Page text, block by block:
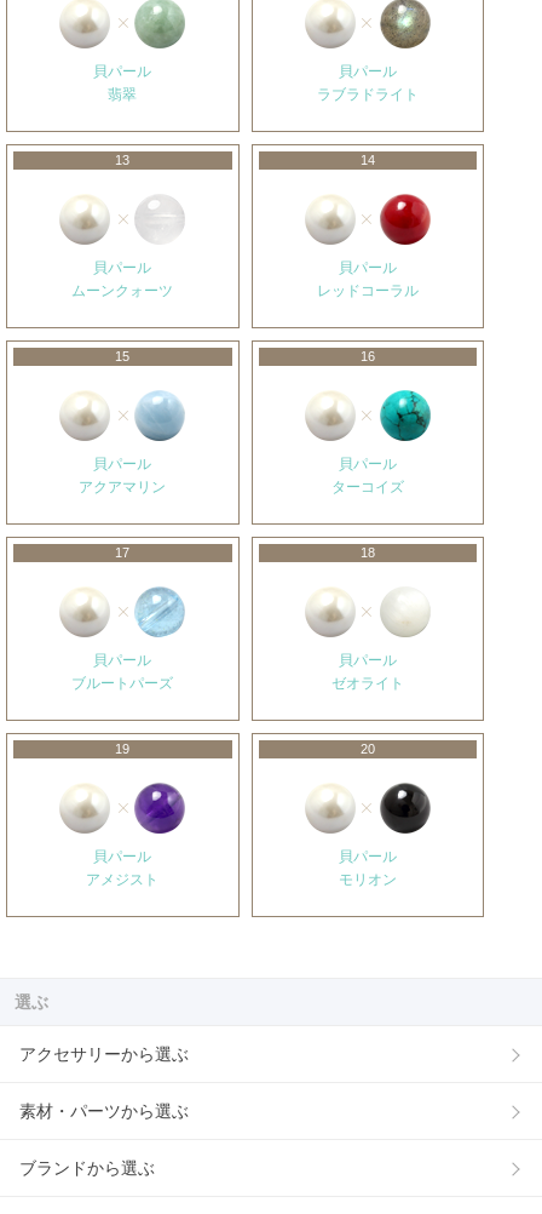
貝パール
翡翠
貝パール
ラブラドライト
13
貝パール
ムーンクォーツ
14
貝パール
レッドコーラル
15
貝パール
アクアマリン
16
貝パール
ターコイズ
17
貝パール
ブルートパーズ
18
貝パール
ゼオライト
19
貝パール
アメジスト
20
貝パール
モリオン
選ぶ
アクセサリーから選ぶ
素材・パーツから選ぶ
ブランドから選ぶ